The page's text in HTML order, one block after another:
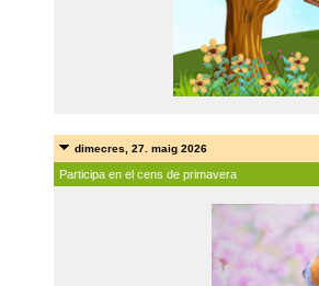
dimecres, 27. maig 2026
Participa en el cens de primavera